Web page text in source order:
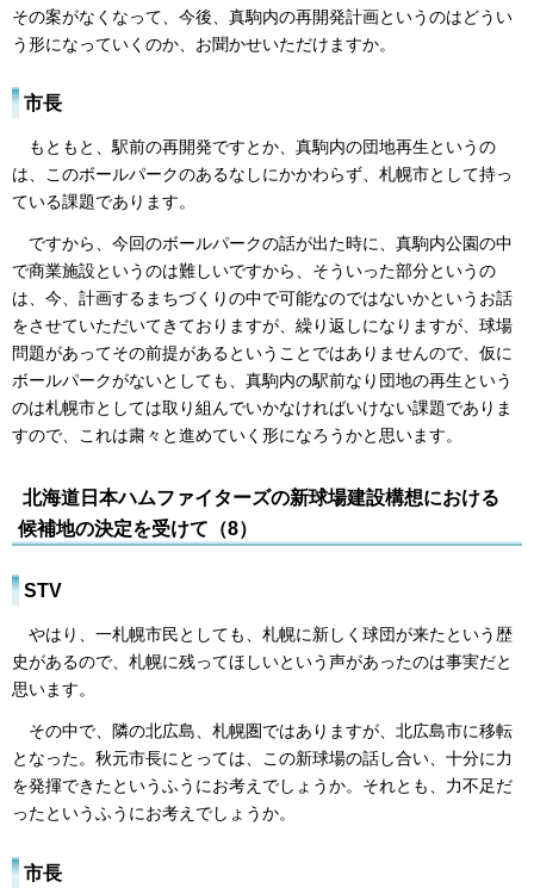
その案がなくなって、今後、真駒内の再開発計画というのはどうい
う形になっていくのか、お聞かせいただけますか。
市長
もともと、駅前の再開発ですとか、真駒内の団地再生というの
は、このボールパークのあるなしにかかわらず、札幌市として持っ
ている課題であります。
ですから、今回のボールパークの話が出た時に、真駒内公園の中
で商業施設というのは難しいですから、そういった部分というの
は、今、計画するまちづくりの中で可能なのではないかというお話
をさせていただいてきておりますが、繰り返しになりますが、球場
問題があってその前提があるということではありませんので、仮に
ボールパークがないとしても、真駒内の駅前なり団地の再生という
のは札幌市としては取り組んでいかなければいけない課題でありま
すので、これは粛々と進めていく形になろうかと思います。
北海道日本ハムファイターズの新球場建設構想における
候補地の決定を受けて（8）
STV
やはり、一札幌市民としても、札幌に新しく球団が来たという歴
史があるので、札幌に残ってほしいという声があったのは事実だと
思います。
その中で、隣の北広島、札幌圏ではありますが、北広島市に移転
となった。秋元市長にとっては、この新球場の話し合い、十分に力
を発揮できたというふうにお考えでしょうか。それとも、力不足だ
ったというふうにお考えでしょうか。
市長